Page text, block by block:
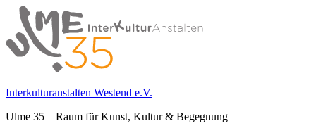
Springe
zum
Inhalt
Interkulturanstalten Westend e.V.
Ulme 35 – Raum für Kunst, Kultur & Begegnung